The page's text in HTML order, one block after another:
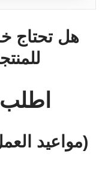
هل تحتاج